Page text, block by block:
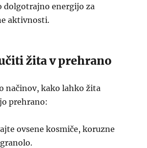
dolgotrajno energijo za
aktivnosti.
žita v prehrano
načinov, kako lahko žita
prehrano:
ovsene kosmiče, koruzne